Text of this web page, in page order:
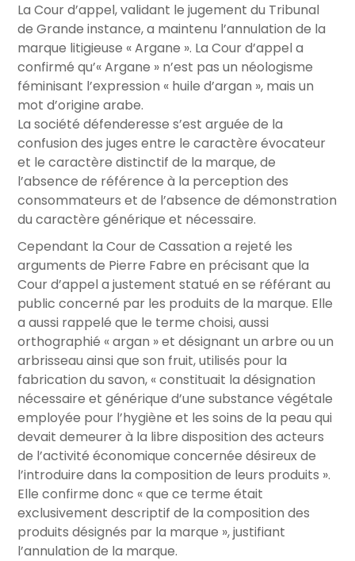
La Cour d’appel, validant le jugement du Tribunal
de Grande instance, a maintenu l’annulation de la
marque litigieuse « Argane ». La Cour d’appel a
confirmé qu’« Argane » n’est pas un néologisme
féminisant l’expression « huile d’argan », mais un
mot d’origine arabe.
La société défenderesse s’est arguée de la
confusion des juges entre le caractère évocateur
et le caractère distinctif de la marque, de
l’absence de référence à la perception des
consommateurs et de l’absence de démonstration
du caractère générique et nécessaire.
Cependant la Cour de Cassation a rejeté les
arguments de Pierre Fabre en précisant que la
Cour d’appel a justement statué en se référant au
public concerné par les produits de la marque. Elle
a aussi rappelé que le terme choisi, aussi
orthographié « argan » et désignant un arbre ou un
arbrisseau ainsi que son fruit, utilisés pour la
fabrication du savon, « constituait la désignation
nécessaire et générique d’une substance végétale
employée pour l’hygiène et les soins de la peau qui
devait demeurer à la libre disposition des acteurs
de l’activité économique concernée désireux de
l’introduire dans la composition de leurs produits ».
Elle confirme donc « que ce terme était
exclusivement descriptif de la composition des
produits désignés par la marque », justifiant
l’annulation de la marque.